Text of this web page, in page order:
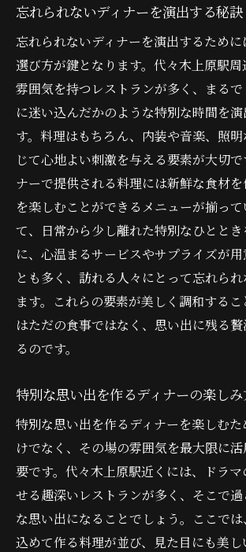
忘れられないディナーを演出する秘訣
忘れられないディナーを演出するため
選び方が鍵となります。代々木上原駅
雰囲気を持つレストランが多く、まる
に迷い込んだかのような特別な時間を
す。料理はもちろん、内装や音楽、照
じて心地よい刺激を与える要素が大切で
ナーで提供される料理には新鮮な食材
を楽しむことができるメニューが揃っ
て、日常から少し離れた特別なひとと
に、心温まるサービスやサプライズが
とも多く、訪れる人々にとって忘れら
ます。これらの要素が美しく調和する
はただの食事ではなく、思い出に残る
るのです。
特別な思い出を作るディナーの楽し
特別な思い出を作るディナーを楽しむ
けでなく、その場の雰囲気を最大限に
要です。代々木上原駅近くには、ドラ
せる趣深いレストランが多く、そこで
な思い出になることでしょう。ここで
込めて作る料理が並び、見た目にも美し